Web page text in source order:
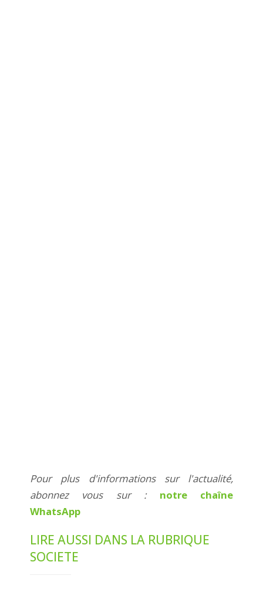
Pour plus d'informations sur l'actualité,
abonnez vous sur : notre chaîne
WhatsApp
LIRE AUSSI DANS LA RUBRIQUE
SOCIETE